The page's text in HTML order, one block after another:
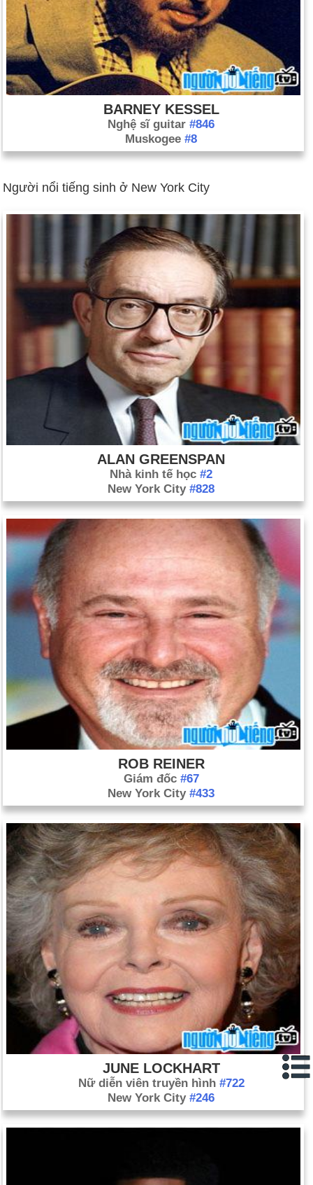
BARNEY KESSEL
Nghệ sĩ guitar #846
Muskogee #8
Người nổi tiếng sinh ở New York City
ALAN GREENSPAN
Nhà kinh tế học #2
New York City #828
ROB REINER
Giám đốc #67
New York City #433
JUNE LOCKHART
Nữ diễn viên truyền hình #722
New York City #246